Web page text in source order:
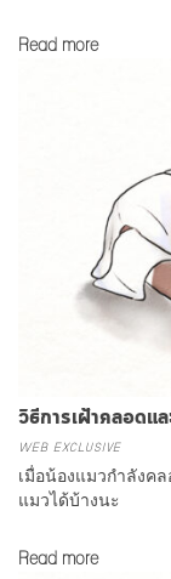
Read more
วิธีการเฝ้าคลอดแ
WEB EXCLUSIVE
เมื่อน้องแมวกำลังค
แมวได้บ้างนะ
Read more